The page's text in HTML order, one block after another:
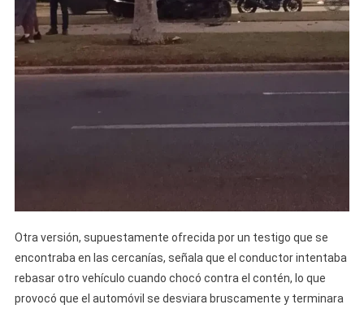
Otra versión, supuestamente ofrecida por un testigo que se
encontraba en las cercanías, señala que el conductor intentaba
rebasar otro vehículo cuando chocó contra el contén, lo que
provocó que el automóvil se desviara bruscamente y terminara